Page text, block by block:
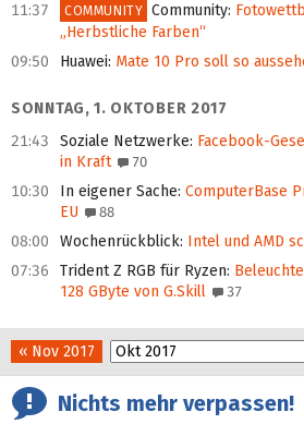
11:37 COMMUNITY Community:
„Herbstliche Farben“
09:50
Huawei: Mate 10 Pro soll so
SONNTAG, 1. OKTOBER 2017
21:43
Soziale Netzwerke: Facebook-
in Kraft
70
10:30 In eigener Sache: ComputerBase
EU
88
08:00 Wochenrückblick: Intel und AMD
07:36 Trident Z RGB für Ryzen:
128 GByte von G.Skill
37
« Nov 2017
Nichts mehr verpassen!